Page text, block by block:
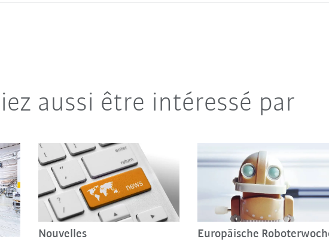
aussi être intéressé par
Nouvelles
Europäische